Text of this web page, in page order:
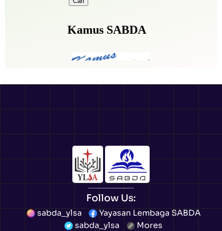
Follow Us:
sabda_ylsa
Yayasan Lembaga SABDA
sabda_ylsa
Mores